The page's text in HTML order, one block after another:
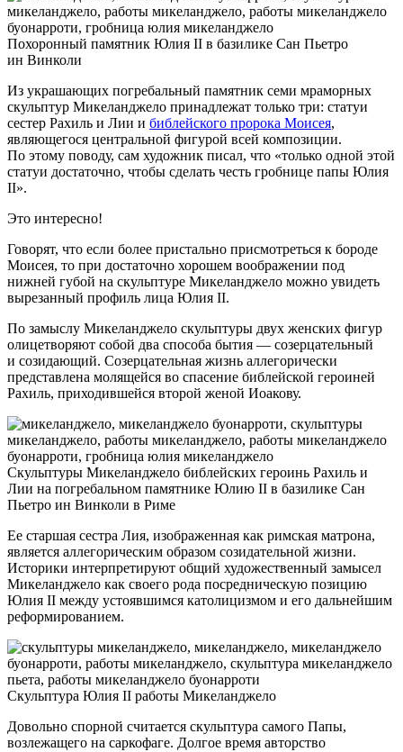
Похоронный памятник Юлия II в базилике Сан Пьетро
ин Винколи
Из украшающих погребальный памятник семи мраморных
скульптур Микеланджело принадлежат только три: статуи
сестер Рахиль и Лии и библейского пророка Моисея,
являющегося центральной фигурой всей композиции.
По этому поводу, сам художник писал, что «только одной этой
статуи достаточно, чтобы сделать честь гробнице папы Юлия
II».
Это интересно!
Говорят, что если более пристально присмотреться к бороде
Моисея, то при достаточно хорошем воображении под
нижней губой на скульптуре Микеланджело можно увидеть
вырезанный профиль лица Юлия II.
По замыслу Микеланджело скульптуры двух женских фигур
олицетворяют собой два способа бытия — созерцательный
и созидающий. Созерцательная жизнь аллегорически
представлена молящейся во спасение библейской героиней
Рахиль, приходившейся второй женой Иоакову.
Скульптуры Микеланджело библейских героинь Рахиль и
Лии на погребальном памятнике Юлию II в базилике Сан
Пьетро ин Винколи в Риме
Ее старшая сестра Лия, изображенная как римская матрона,
является аллегорическим образом созидательной жизни.
Историки интерпретируют общий художественный замысел
Микеланджело как своего рода посредническую позицию
Юлия II между устоявшимся католицизмом и его дальнейшим
реформированием.
Скульптура Юлия II работы Микеланджело
Довольно спорной считается скульптура самого Папы,
возлежащего на саркофаге. Долгое время авторство